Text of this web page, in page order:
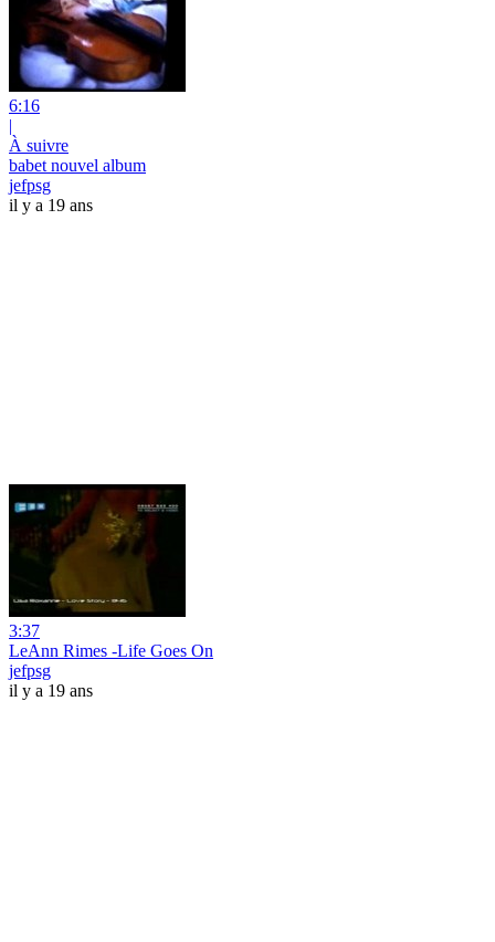
6:16
|
À suivre
babet nouvel album
jefpsg
il y a 19 ans
3:37
LeAnn Rimes -Life Goes On
jefpsg
il y a 19 ans